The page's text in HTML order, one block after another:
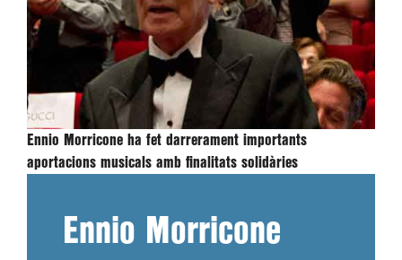
Ennio Morricone ha fet darrerament importants
aportacions musicals amb finalitats solidàries
Ennio Morricone